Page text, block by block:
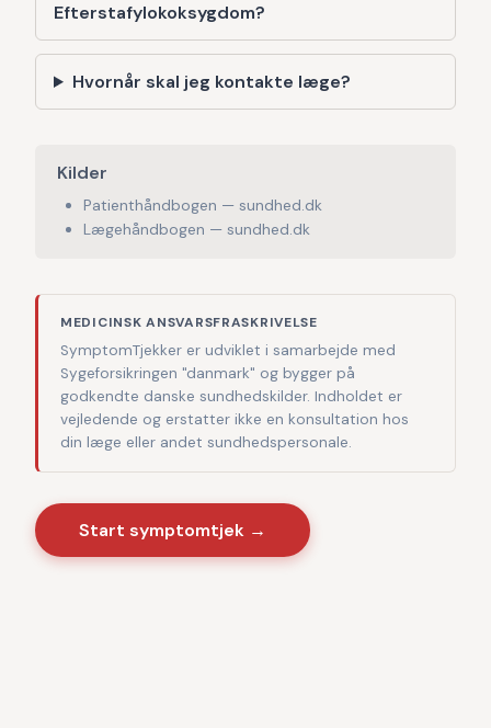
Efterstafylokoksygdom?
Hvornår skal jeg kontakte læge?
Kilder
Patienthåndbogen — sundhed.dk
Lægehåndbogen — sundhed.dk
MEDICINSK ANSVARSFRASKRIVELSE
SymptomTjekker er udviklet i samarbejde med
Sygeforsikringen "danmark" og bygger på
godkendte danske sundhedskilder. Indholdet er
vejledende og erstatter ikke en konsultation hos
din læge eller andet sundhedspersonale.
Start symptomtjek →